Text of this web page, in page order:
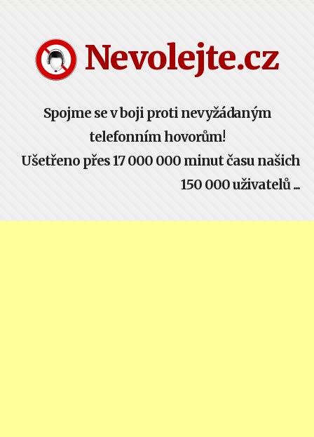
Nevolejte.cz
Spojme se v boji proti nevyžádaným
telefonním hovorům!
Ušetřeno přes 17 000 000 minut času našich
150 000 uživatelů ...